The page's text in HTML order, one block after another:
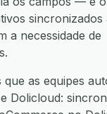
a necessidade de
as equipes
Dolicloud: